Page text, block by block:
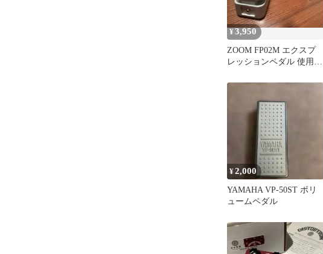
¥3,950
ZOOM FP02M エクスプ
レッションペダル 使用は
¥2,000
YAMAHA VP-50ST ボリ
ュームペダル